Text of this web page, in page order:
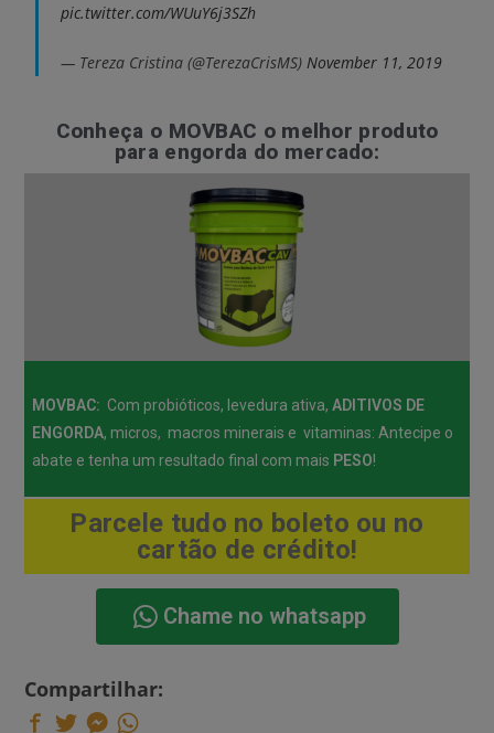
pic.twitter.com/WUuY6j3SZh
— Tereza Cristina (@TerezaCrisMS) November 11, 2019
Conheça o MOVBAC o melhor produto
para engorda do mercado:
MOVBAC: Com probióticos, levedura ativa,ADITIVOS DE
ENGORDA, micros, macros minerais e vitaminas: Antecipe o
abate e tenha um resultado final com mais PESO!
Parcele tudo no boleto ou no
cartão de crédito!
Chame no whatsapp
Compartilhar: